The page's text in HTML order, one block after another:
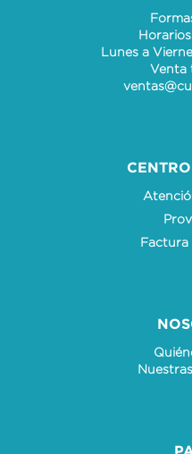
Lunes a
Venta
Factura